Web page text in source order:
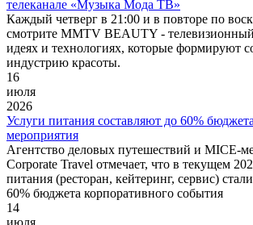
телеканале «Музыка Мода ТВ»
Каждый четверг в 21:00 и в повторе по
смотрите MMTV BEAUTY -
идеях и технологиях, которые формируют
индустрию красоты.
16
июля
2026
Услуги питания составляют до 60%
мероприятия
Агентство деловых путешествий и MICE-
Corporate Travel отмечает, что в текущем
питания (ресторан, кейтеринг, сервис)
60% бюджета корпоративного события
14
июля